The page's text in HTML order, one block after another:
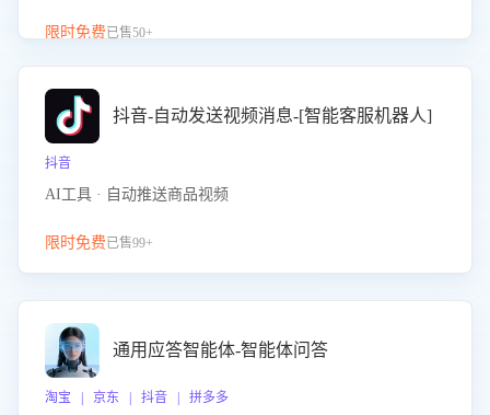
击 “立即开通”，快速获取影音影像类目剧本，一键开启客服
限时免费已售50+
抖音-自动发送视频消息-[智能客服机器人]
抖音
AI工具 · 自动推送商品视频
限时免费已售99+
通用应答智能体-智能体问答
淘宝 | 京东 | 抖音 | 拼多多